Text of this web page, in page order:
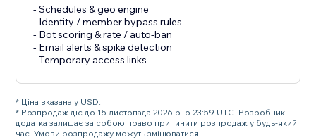
- Schedules & geo engine
- Identity / member bypass rules
- Bot scoring & rate / auto-ban
- Email alerts & spike detection
- Temporary access links
* Ціна вказана у USD.
* Розпродаж діє до 15 листопада 2026 р. о 23:59 UTC. Розробник
додатка залишає за собою право припинити розпродаж у будь-який
час. Умови розпродажу можуть змінюватися.